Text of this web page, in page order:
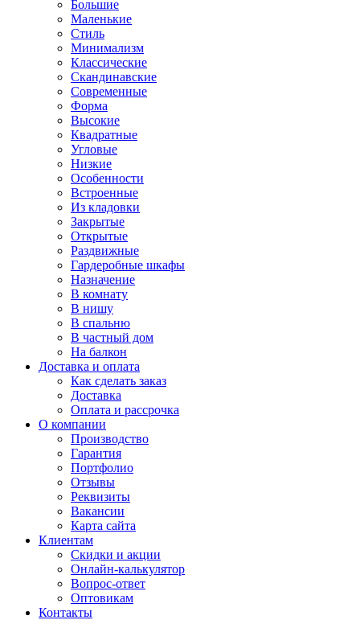
Большие
Маленькие
Стиль
Минимализм
Классические
Скандинавские
Современные
Форма
Высокие
Квадратные
Угловые
Низкие
Особенности
Встроенные
Из кладовки
Закрытые
Открытые
Раздвижные
Гардеробные шкафы
Назначение
В комнату
В нишу
В спальню
В частный дом
На балкон
Доставка и оплата
Как сделать заказ
Доставка
Оплата и рассрочка
О компании
Производство
Гарантия
Портфолио
Отзывы
Реквизиты
Вакансии
Карта сайта
Клиентам
Скидки и акции
Онлайн-калькулятор
Вопрос-ответ
Оптовикам
Контакты